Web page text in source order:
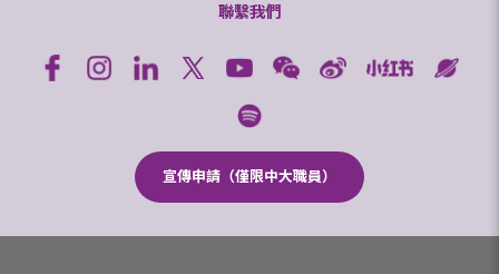
聯繫我們
宣傳申請（僅限中大職員）